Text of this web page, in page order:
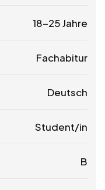
18-25 Jahre
Fachabitur
Deutsch
Student/in
B